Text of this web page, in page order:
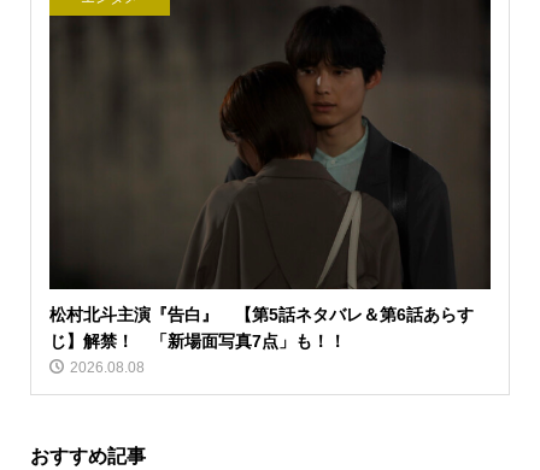
松村北斗主演『告白』 【第5話ネタバレ＆第6話あらす
じ】解禁！ 「新場面写真7点」も！！
2026.08.08
おすすめ記事